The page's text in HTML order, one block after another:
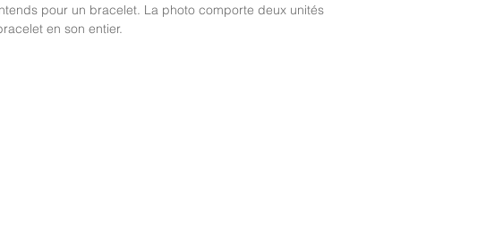
pour un bracelet. La photo comporte deux unités
en son entier.